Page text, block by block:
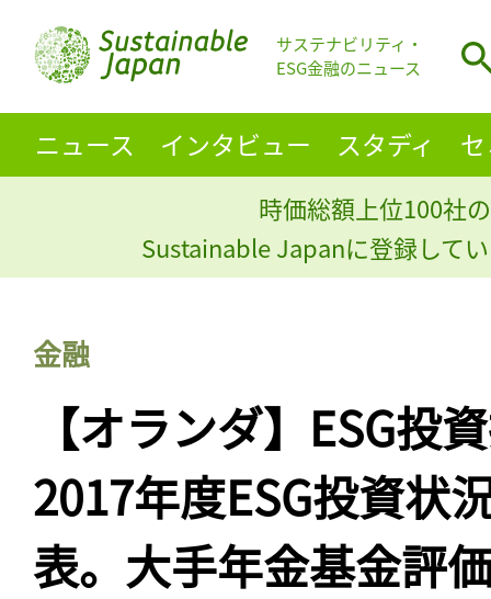
サステナビリティ・
ESG金融のニュース
ニュース インタビュー スタディ
時価総額上位100社
Sustainable Japanに登録して
金融
【オランダ】ESG投
2017年度ESG投資状
表。大手年金基金評